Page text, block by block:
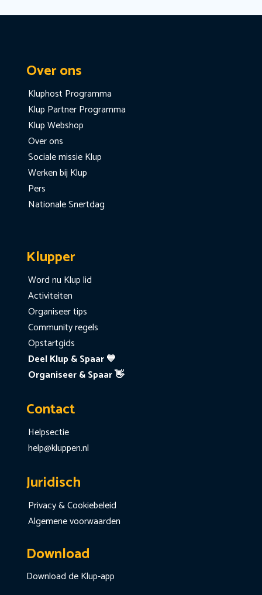
Over ons
Kluphost Programma
Klup Partner Programma
Klup Webshop
Over ons
Sociale missie Klup
Werken bij Klup
Pers
Nationale Snertdag
Klupper
Word nu Klup lid
Activiteiten
Organiseer tips
Community regels
Opstartgids
Deel Klup & Spaar 💙
Organiseer & Spaar 👋
Contact
Helpsectie
help@kluppen.nl
Juridisch
Privacy & Cookiebeleid
Algemene voorwaarden
Download
Download de Klup-app